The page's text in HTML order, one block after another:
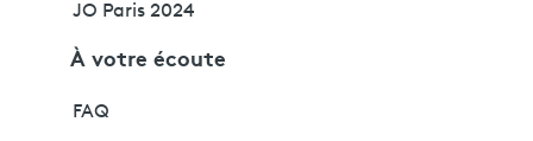
JO Paris 2024
À votre écoute
FAQ